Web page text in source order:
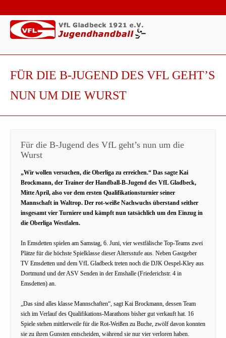
FÜR DIE B-JUGEND DES VFL GEHT’S
NUN UM DIE WURST
Für die B-Jugend des VfL geht’s nun um die
Wurst
„Wir wollen versuchen, die Oberliga zu erreichen.“ Das sagte Kai
Brockmann, der Trainer der Handball-B-Jugend des VfL Gladbeck,
Mitte April, also vor dem ersten Qualifikationsturnier seiner
Mannschaft in Waltrop. Der rot-weiße Nachwuchs überstand seither
insgesamt vier Turniere und kämpft nun tatsächlich um den Einzug in
die Oberliga Westfalen.
In Emsdetten spielen am Samstag, 6. Juni, vier westfälische Top-Teams zwei
Plätze für die höchste Spielklasse dieser Altersstufe aus. Neben Gastgeber
TV Emsdetten und dem VfL Gladbeck treten noch die DJK Oespel-Kley aus
Dortmund und der ASV Senden in der Emshalle (Friederichstr. 4 in
Emsdetten) an.
„Das sind alles klasse Mannschaften“, sagt Kai Brockmann, dessen Team
sich im Verlauf des Qualifikations-Marathons bisher gut verkauft hat. 16
Spiele stehen mittlerweile für die Rot-Weißen zu Buche, zwölf davon konnten
sie zu ihren Gunsten entscheiden, während sie nur vier verloren haben.